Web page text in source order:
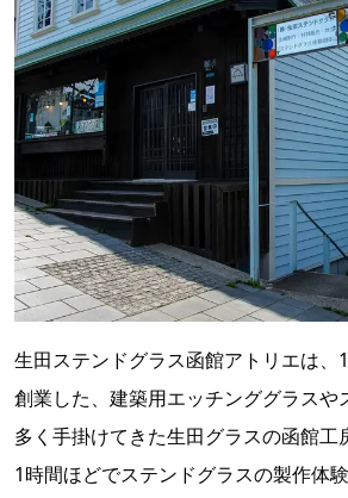
生田ステンドグラス函館アトリエは、
創業した、建築用エッチンググラスや
多く手掛けてきた生田グラスの函館工
1時間ほどでステンドグラスの製作体